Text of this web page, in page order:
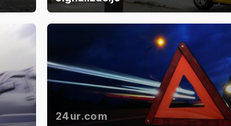
24ur.com